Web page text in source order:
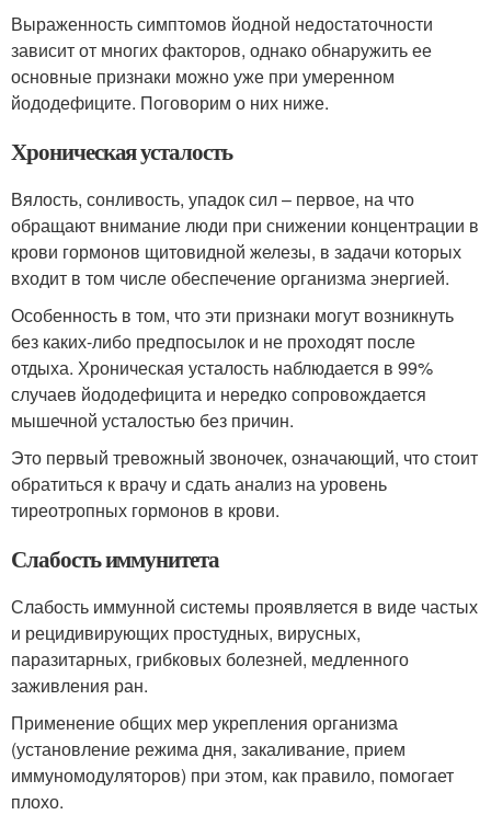
Выраженность симптомов йодной недостаточности
зависит от многих факторов, однако обнаружить ее
основные признаки можно уже при умеренном
йододефиците. Поговорим о них ниже.
Хроническая усталость
Вялость, сонливость, упадок сил – первое, на что
обращают внимание люди при снижении концентрации в
крови гормонов щитовидной железы, в задачи которых
входит в том числе обеспечение организма энергией.
Особенность в том, что эти признаки могут возникнуть
без каких-либо предпосылок и не проходят после
отдыха. Хроническая усталость наблюдается в 99%
случаев йододефицита и нередко сопровождается
мышечной усталостью без причин.
Это первый тревожный звоночек, означающий, что стоит
обратиться к врачу и сдать анализ на уровень
тиреотропных гормонов в крови.
Слабость иммунитета
Слабость иммунной системы проявляется в виде частых
и рецидивирующих простудных, вирусных,
паразитарных, грибковых болезней, медленного
заживления ран.
Применение общих мер укрепления организма
(установление режима дня, закаливание, прием
иммуномодуляторов) при этом, как правило, помогает
плохо.